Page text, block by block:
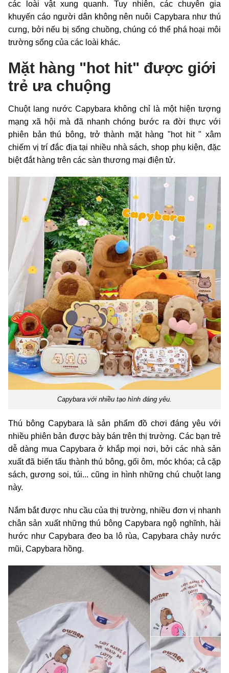
các loài vật xung quanh. Tuy nhiên, các chuyên gia
khuyến cáo người dân không nên nuôi Capybara như thú
cưng, bởi nếu bị sổng chuồng, chúng có thể phá hoại môi
trường sống của các loài khác.
Mặt hàng "hot hit" được giới
trẻ ưa chuộng
Chuột lang nước Capybara không chỉ là một hiện tượng
mạng xã hội mà đã nhanh chóng bước ra đời thực với
phiên bản thú bông, trở thành mặt hàng "hot hit " xâm
chiếm vị trí đắc địa tại nhiều nhà sách, shop phụ kiện, đặc
biệt đắt hàng trên các sàn thương mại điện tử.
Capybara với nhiều tạo hình đáng yêu.
Thú bông Capybara là sản phẩm đồ chơi đáng yêu với
nhiều phiên bản được bày bán trên thị trường. Các bạn trẻ
dễ dàng mua Capybara ở khắp mọi nơi, bởi các nhà sản
xuất đã biến tấu thành thú bông, gối ôm, móc khóa; cả cặp
sách, gương soi, túi... cũng in hình những chú chuột lang
này.
Nắm bắt được nhu cầu của thị trường, nhiều đơn vị nhanh
chân sản xuất những thú bông Capybara ngộ nghĩnh, hài
hước như Capybara đeo ba lô rùa, Capybara chảy nước
mũi, Capybara hồng.